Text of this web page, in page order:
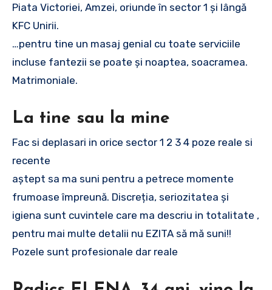
Piata Victoriei, Amzei, oriunde în sector 1 și lângă
KFC Unirii.
…pentru tine un masaj genial cu toate serviciile
incluse fantezii se poate și noaptea, soacramea.
Matrimoniale.
La tine sau la mine
Fac si deplasari in orice sector 1 2 3 4 poze reale si
recente
aștept sa ma suni pentru a petrece momente
frumoase împreună. Discreția, seriozitatea și
igiena sunt cuvintele care ma descriu in totalitate ,
pentru mai multe detalii nu EZITA să mă suni!!
Pozele sunt profesionale dar reale